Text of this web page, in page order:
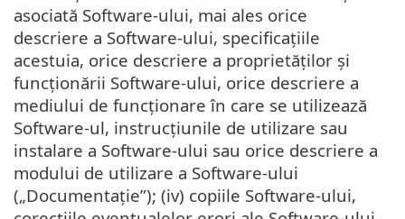
asociată Software-ului, mai ales orice
descriere a Software-ului, specificațiile
acestuia, orice descriere a proprietăților și
funcționării Software-ului, orice descriere a
mediului de funcționare în care se utilizează
Software-ul, instrucțiunile de utilizare sau
instalare a Software-ului sau orice descriere a
modului de utilizare a Software-ului
(„Documentație”); (iv) copiile Software-ului,